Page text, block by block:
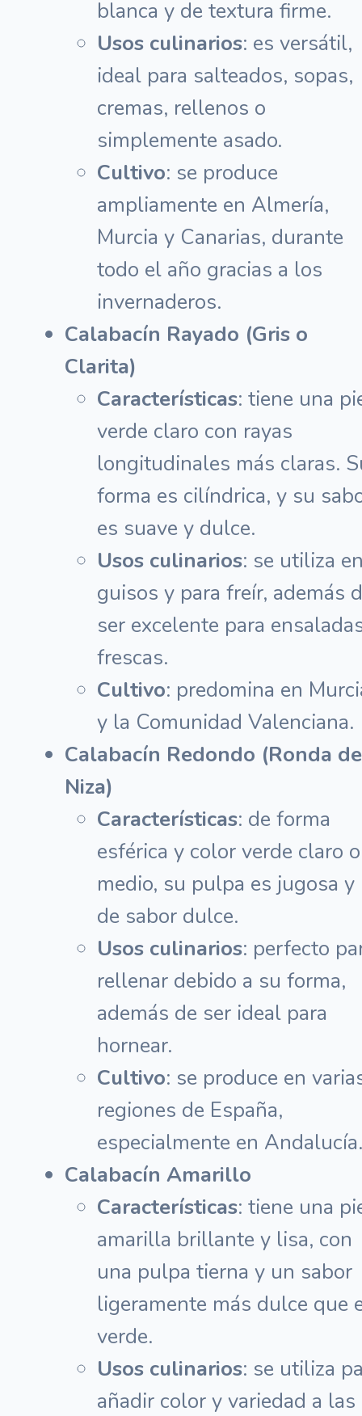
blanca y de textura firme.
Usos culinarios: es versátil,
ideal para salteados, sopas,
cremas, rellenos o
simplemente asado.
Cultivo: se produce
ampliamente en Almería,
Murcia y Canarias, durante
todo el año gracias a los
invernaderos.
Calabacín Rayado (Gris o
Clarita)
Características: tiene una
verde claro con rayas
longitudinales más claras.
forma es cilíndrica, y su
es suave y dulce.
Usos culinarios: se utiliza
guisos y para freír, además
ser excelente para
frescas.
Cultivo: predomina en
y la Comunidad Valenciana.
Calabacín Redondo (Ronda de
Niza)
Características: de forma
esférica y color verde claro o
medio, su pulpa es jugosa y
de sabor dulce.
Usos culinarios: perfecto
rellenar debido a su forma,
además de ser ideal para
hornear.
Cultivo: se produce en
regiones de España,
especialmente en Andalucía.
Calabacín Amarillo
Características: tiene una
amarilla brillante y lisa, con
una pulpa tierna y un sabor
ligeramente más dulce que
verde.
Usos culinarios: se utiliza
añadir color y variedad a las